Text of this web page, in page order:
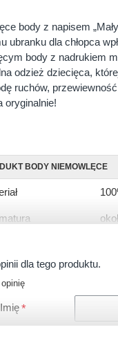
body z napisem
ubranku dla chłopca
body z nadrukiem
odzież dziecięca,
ruchów,
oryginalnie!
BODY NIEMOWLĘCE
dla tego produktu.